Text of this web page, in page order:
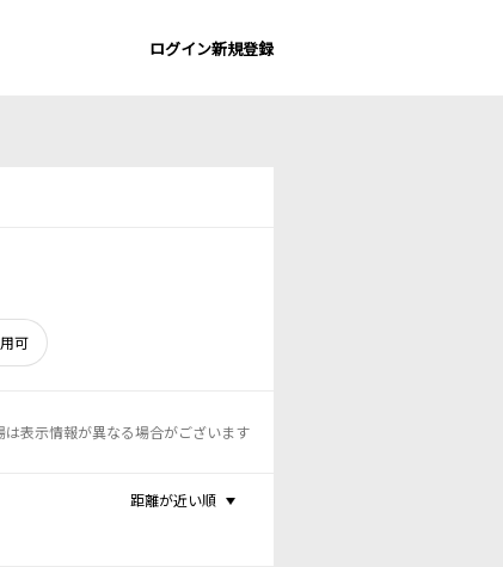
ログイン新規登録
可
表示情報が異なる場合がございます
距離が近い順